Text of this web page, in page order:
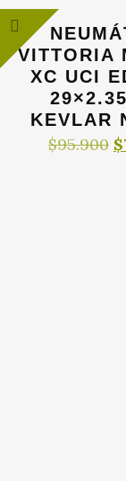
VITTORIA
XC UCI
KEVLAR
$95.900 $